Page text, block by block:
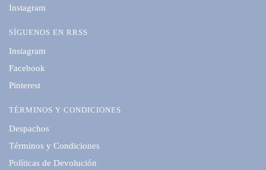
Instagram
SÍGUENOS EN RRSS
Instagram
Facebook
Pinterest
TÉRMINOS Y CONDICIONES
Despachos
Términos y Condiciones
Políticas de Devolución